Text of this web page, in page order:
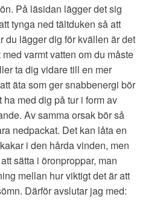
På läsidan lägger det sig
tynga ned tältduken så att
du lägger dig för kvällen är det
varmt vatten om du måste
ta dig vidare till en mer
äta som ger snabbenergi bör
med dig på tur i form av
Av samma orsak bör så
nedpackat. Det kan låta en
i den hårda vinden, men
sätta i öronproppar, man
mellan hur viktigt det är att
Därför avslutar jag med: